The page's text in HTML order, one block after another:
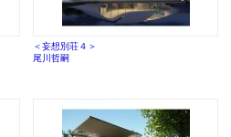
＜妄想別荘４＞
尾川哲嗣